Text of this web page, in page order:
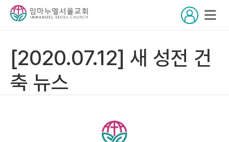
[2020.07.12] 새 성전 건
축 뉴스